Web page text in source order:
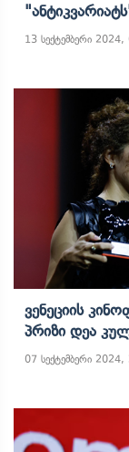
13 სექტემბერი
Ვენეციის
Პრიზი Დეა
07 სექტემბერი